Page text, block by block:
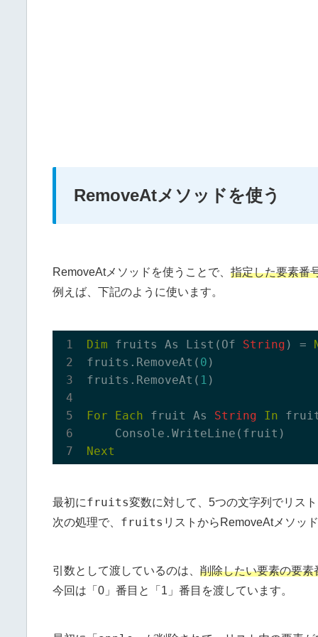
RemoveAtメソッドを使う
RemoveAtメソッドを使うことで、 指定した要素番
例えば、下記のように使います。
Dim fruits As List(Of String ) =
fruits.RemoveAt( 0 )
fruits.RemoveAt( 1 )
For Each fruit As String In
Next
最初にfruits変数に対して、5つの文字列でリス
次の処理で、 fruits リストからRemoveAtメソッ
引数として渡しているのは、 削除したい要素の要素
今回は「0」番目と「1」番目を渡しています。